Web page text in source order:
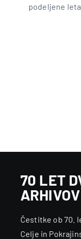
podeljene leta
70 LET
ARHIVOV
Čestitke ob 70.
Celje in